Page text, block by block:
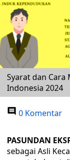
Syarat dan Cara
Indonesia 2024
0 Komentar
PASUNDAN
sebagai Asli